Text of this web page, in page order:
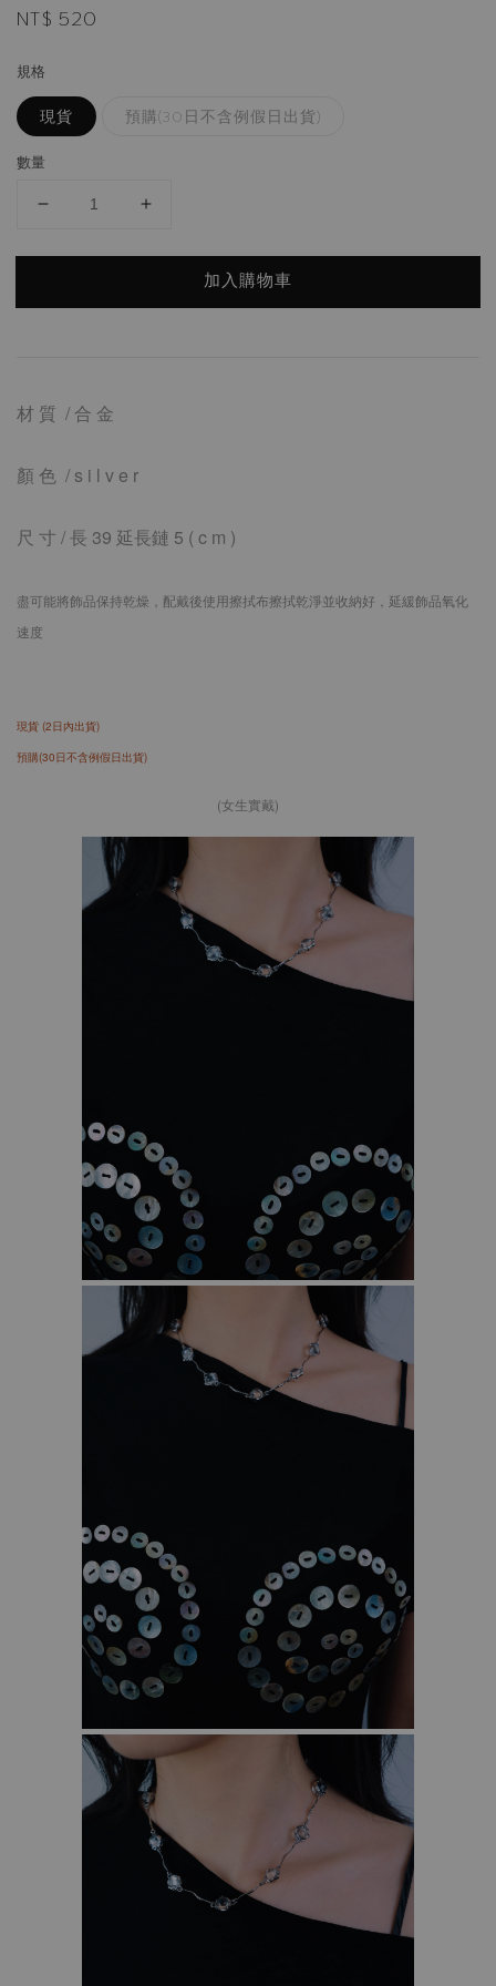
Regular
NT$ 520
規格
現貨 預購(30日不含例假日出貨)
數量
加入購物車
材 質 / 合 金
顏 色 / s i l v e r
尺 寸 /長 39 延長鏈 5 ( c m )
盡可能將飾品保持乾燥，配戴後使用擦拭布擦拭乾淨並收納好，延緩飾品氧化
速度
現貨 (2日內出貨)
預購(30日不含例假日出貨)
(女生實戴)